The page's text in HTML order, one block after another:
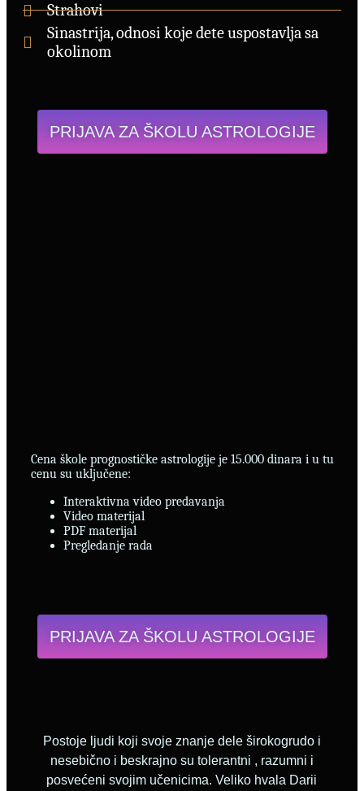
Strahovi
Sinastrija, odnosi koje dete uspostavlja sa
okolinom
PRIJAVA ZA ŠKOLU ASTROLOGIJE
Cena škole prognostičke astrologije je 15.000 dinara i u tu
cenu su uključene:
Interaktivna video predavanja
Video materijal
PDF materijal
Pregledanje rada
PRIJAVA ZA ŠKOLU ASTROLOGIJE
Postoje ljudi koji svoje znanje dele širokogrudo i
nesebično i beskrajno su tolerantni , razumni i
posvećeni svojim učenicima. Veliko hvala Darii